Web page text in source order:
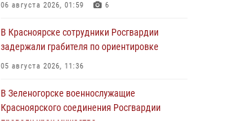
06 августа 2026, 01:59 6
В Красноярске сотрудники Росгвардии
задержали грабителя по ориентировке
05 августа 2026, 11:36
В Зеленогорске военнослужащие
Красноярского соединения Росгвардии
провели урок мужества